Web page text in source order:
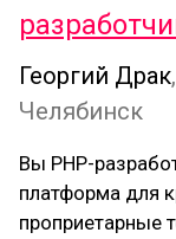
Георгий Драк
Челябинск
Вы PHP-
платформа для
проприетарные